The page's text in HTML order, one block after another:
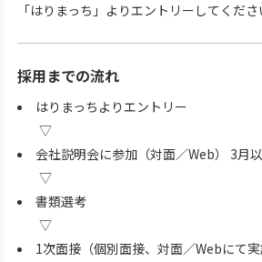
「はりまっち」よりエントリーしてくださ
採用までの流れ
はりまっちよりエントリー
会社説明会に参加（対面／Web） 3月
書類選考
1次面接（個別面接、対面／Webにて実